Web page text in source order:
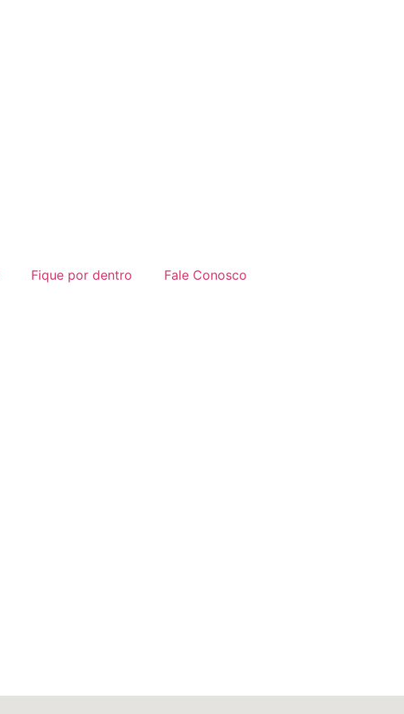
Fique por dentro Fale Conosco